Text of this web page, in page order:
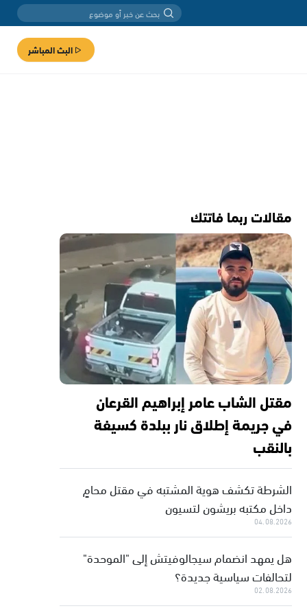
البث المباشر
مقالات ربما فاتتك
مقتل الشاب عامر إبراهيم القرعان
في جريمة إطلاق نار ببلدة كسيفة
بالنقب
الشرطة تكشف هوية المشتبه في مقتل محامٍ
داخل مكتبه بريشون لتسيون
04.08.2026
هل يمهد انضمام سيجالوفيتش إلى "الموحدة"
لتحالفات سياسية جديدة؟
02.08.2026